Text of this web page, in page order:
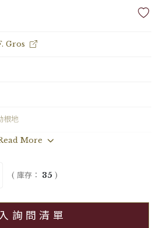
Gros
地
級
More
( 庫存： 35 )
詢問清單